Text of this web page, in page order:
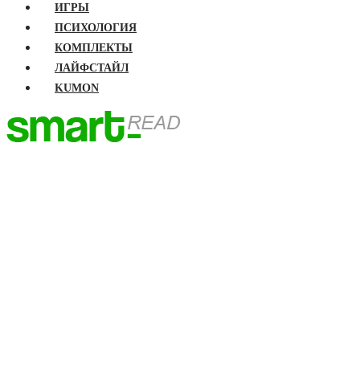
ИГРЫ
ПСИХОЛОГИЯ
КОМПЛЕКТЫ
ЛАЙФСТАЙЛ
KUMON